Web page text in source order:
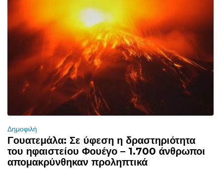
Δημοφιλή
Γουατεμάλα: Σε ύφεση η δραστηριότητα
του ηφαιστείου Φουέγο – 1.700 άνθρωποι
απομακρύνθηκαν προληπτικά